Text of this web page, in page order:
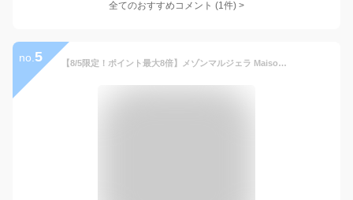
全てのおすすめコメント (1件) >
no. 5 【8/5限定！ポイント最大8倍】メゾンマルジェラ Maison Margiela レディース メンズ キーケース SA3UA0001 P4455 ブラック T8013 6連 キーリング付き 小物 プレゼント 誕生日 パーティー バレンタイン クリスマス 母の日 父の日 【2026春夏新作】